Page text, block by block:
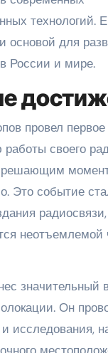
технологий.
основой для
России и мире.
провел
своего
решающим
Это событие
радиосвязи,
значительный
Он
исследования,